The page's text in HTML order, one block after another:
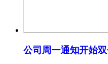
公司周一通知开始